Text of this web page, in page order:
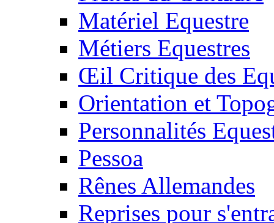
Matériel Equestre
Métiers Equestres
Œil Critique des
Orientation et
Personnalités
Pessoa
Rênes Allemandes
Reprises pour